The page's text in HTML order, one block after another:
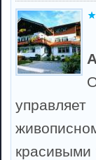
красивыми